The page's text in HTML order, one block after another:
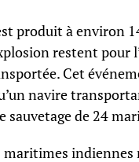
produit à environ
restent
Cet
navire
sauvetage de 24
indiennes